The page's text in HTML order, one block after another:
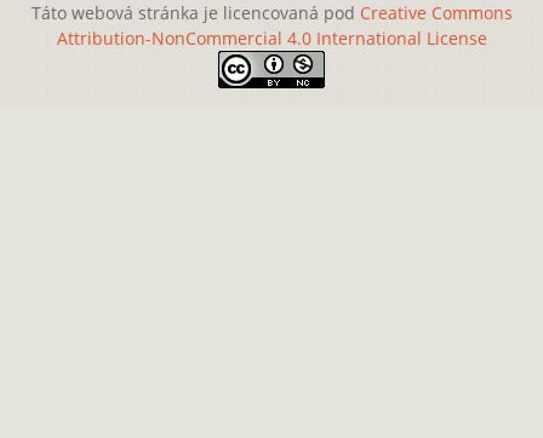
Táto webová stránka je licencovaná pod Creative Commons
Attribution-NonCommercial 4.0 International License